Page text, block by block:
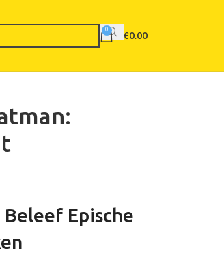
0 €0.00
Beleef Epische